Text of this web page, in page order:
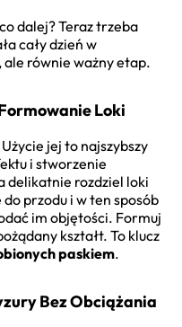
dalej? Teraz trzeba
cały dzień w
równie ważny etap.
Loki
jej to najszybszy
i stworzenie
delikatnie rozdziel loki
przodu i w ten sposób
im objętości. Formuj
kształt. To klucz
paskiem.
Bez Obciążania